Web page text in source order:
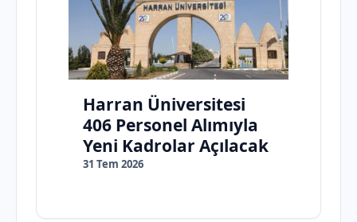
Harran Üniversitesi
406 Personel Alımıyla
Yeni Kadrolar Açılacak
31 Tem 2026